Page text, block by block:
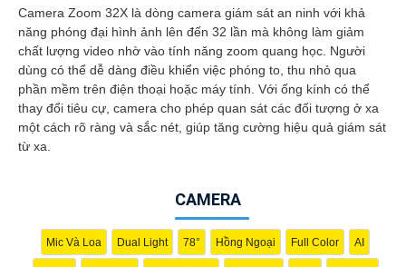
Camera Giá Rẻ Thiết Bị An Ninh Chính Hãng Chuyên Nghiệp
cho dự án của bạn:
Camera Giá Rẻ Thiết Bị An Ninh Chính Hãng Chuyên Nghiệp
cho Dự Án
Chào quý khách hàng,
Chúng tôi xin giới thiệu đến quý khách hàng dòng sản phẩm
Camera Giá Rẻ Thiết Bị An Ninh Chính Hãng Chuyên Nghiệp,
Ưu điểm của dòng sản phẩm:〗1:Giá cả hợp lý: Camera giá rẻ
chất lượng và hiệu suất làm việc.👩‍🌾
Chất lượng chính hãng: Sản phẩm được chọn lọc từ các nhà
sản xuất uy tín, cam kết chất lượng chính hãng.3:Chuyên
Camera Zoom 32X là dòng camera giám sát an ninh với khả
năng phóng đại hình ảnh lên đến 32 lần mà không làm giảm
chất lượng video nhờ vào tính năng zoom quang học. Người
dùng có thể dễ dàng điều khiển việc phóng to, thu nhỏ qua
phần mềm trên điện thoại hoặc máy tính. Với ống kính có thể
thay đổi tiêu cự, camera cho phép quan sát các đối tượng ở xa
một cách rõ ràng và sắc nét, giúp tăng cường hiệu quả giám sát
từ xa.
CAMERA
Mic Và Loa Dual Light 78° Hồng Ngoại Full Color AI